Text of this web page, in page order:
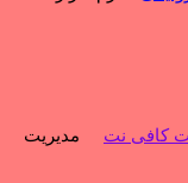
کافی نت
مدیریت